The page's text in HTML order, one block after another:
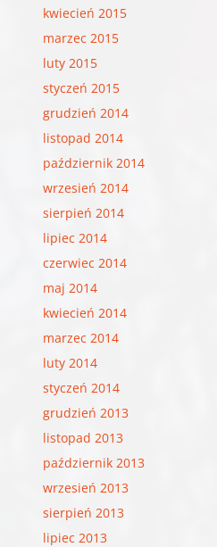
kwiecień 2015
marzec 2015
luty 2015
styczeń 2015
grudzień 2014
listopad 2014
październik 2014
wrzesień 2014
sierpień 2014
lipiec 2014
czerwiec 2014
maj 2014
kwiecień 2014
marzec 2014
luty 2014
styczeń 2014
grudzień 2013
listopad 2013
październik 2013
wrzesień 2013
sierpień 2013
lipiec 2013